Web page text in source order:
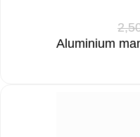
Aluminium